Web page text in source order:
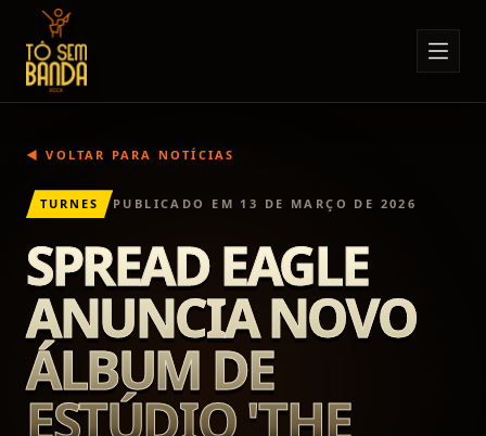
Sobre Nós
Eventos
Minha Conta
Contato
◀ VOLTAR PARA NOTÍCIAS
TURNES PUBLICADO EM 13 DE MARÇO DE 2026
SPREAD EAGLE
ANUNCIA NOVO
ÁLBUM DE
ESTÚDIO 'THE